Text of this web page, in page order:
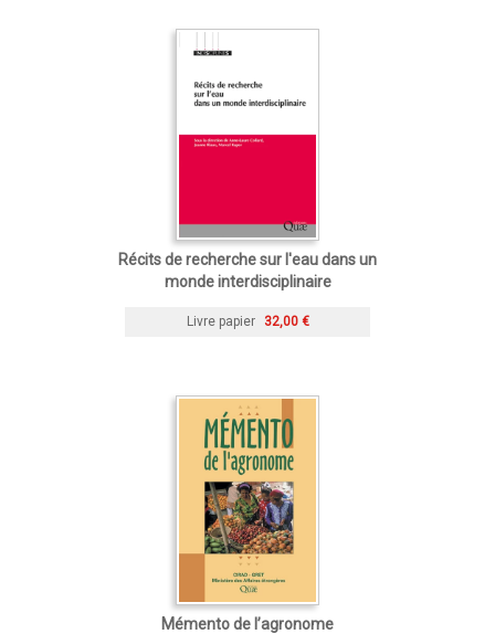
Récits de recherche sur l'eau dans un
monde interdisciplinaire
Livre papier 32,00 €
Mémento de l’agronome